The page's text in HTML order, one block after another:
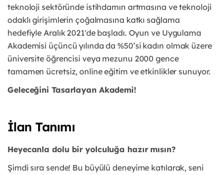
teknoloji sektöründe istihdamın artmasına ve teknoloji
odaklı girişimlerin çoğalmasına katkı sağlama
hedefiyle Aralık 2021'de başladı. Oyun ve Uygulama
Akademisi üçüncü yılında da %50’si kadın olmak üzere
üniversite öğrencisi veya mezunu 2000 gence
tamamen ücretsiz, online eğitim ve etkinlikler sunuyor.
Geleceğini Tasarlayan Akademi!
İlan Tanımı
Heyecanla dolu bir yolculuğa hazır mısın?
Şimdi sıra sende! Bu büyülü deneyime katılarak, seni